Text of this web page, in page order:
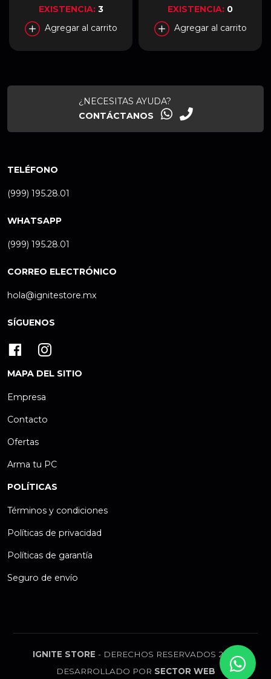
Negro | BR-938273
EXISTENCIA: 3
Agregar al carrito
LS49CG950SLXZX
EXISTENCIA: 0
Agregar al carrito
¿NECESITAS AYUDA?
CONTÁCTANOS
TELÉFONO
(999) 195.28.01
WHATSAPP
(999) 195.28.01
CORREO ELECTRÓNICO
hola@ignitestore.mx
SÍGUENOS
MAPA DEL SITIO
Empresa
Contacto
Ofertas
Arma tu PC
POLÍTICAS
Términos y condiciones
Políticas de privacidad
Políticas de garantía
Seguro de envío
IGNITE STORE - DERECHOS RESERVADOS 2026
DESARROLLADO POR SECTOR WEB